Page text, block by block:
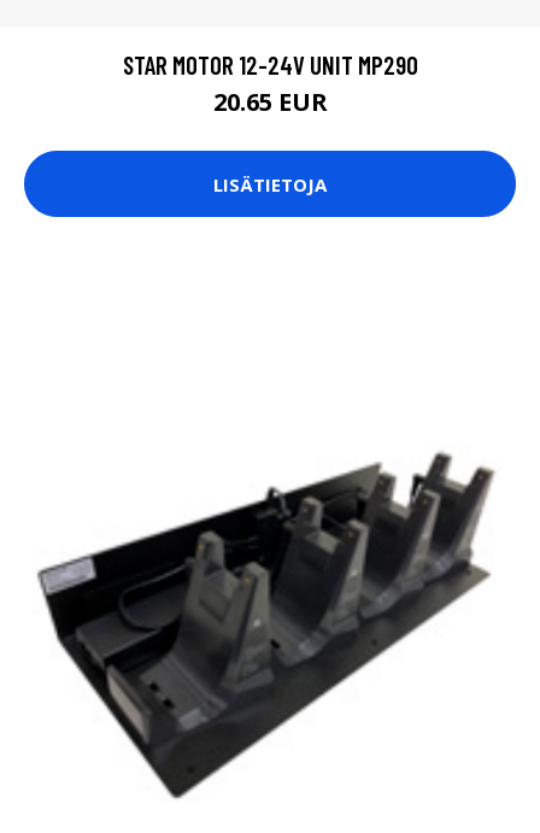
STAR MOTOR 12-24V UNIT MP290
20.65 EUR
LISÄTIETOJA